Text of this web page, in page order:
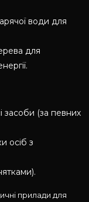
води для
для
засоби (за певних
осіб з
прилади для